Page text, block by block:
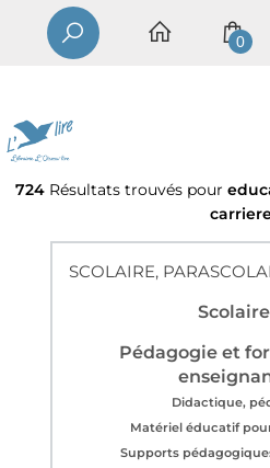
0
724 Résultats trouvés pour
SCOLAIRE,
Scolaire
Pédagogie et
Didactique,
Matériel éducatif
Supports